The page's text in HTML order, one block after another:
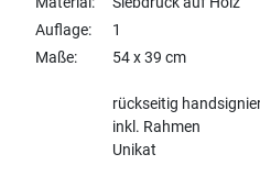
Auflage
1
Maße
54 x 39 cm
rückseitig
inkl. Rahmen
Unikat